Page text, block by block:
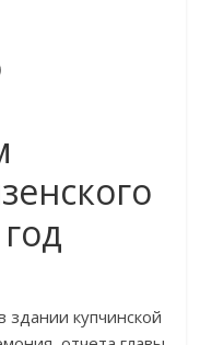
здании купчинской